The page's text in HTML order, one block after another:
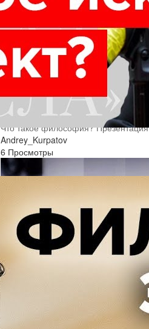
Что такое философия? Презентация
Andrey_Kurpatov
6 Просмотры